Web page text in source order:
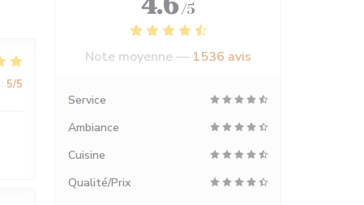
: 5/5
/5
Note moyenne — 1536 avis
Service
Ambiance
Cuisine
Qualité/Prix